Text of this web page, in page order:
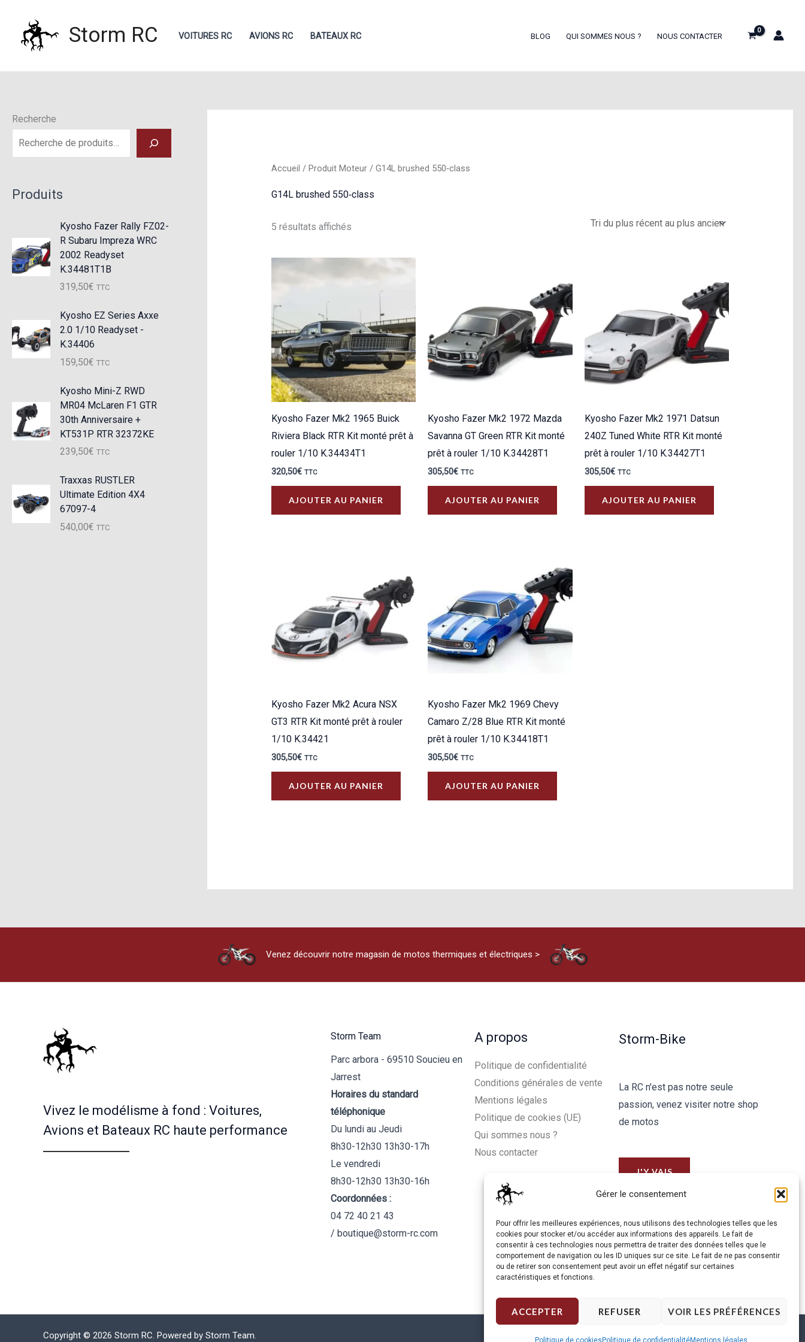
Gérer le consentement
Pour offrir les meilleures expériences, nous utilisons des technologies telles que les
cookies pour stocker et/ou accéder aux informations des appareils. Le fait de
consentir à ces technologies nous permettra de traiter des données telles que le
comportement de navigation ou les ID uniques sur ce site. Le fait de ne pas consentir
ou de retirer son consentement peut avoir un effet négatif sur certaines
caractéristiques et fonctions.
ACCEPTER REFUSER VOIR LES PRÉFÉRENCES
Politique de cookies Politique de confidentialitéMentions légales
contenu
Storm RC VOITURES RC AVIONS RC BATEAUX RC BLOG QUI SOMMES NOUS ? NOUS CONTACTER
Recherche
Produits
Kyosho Fazer Rally FZ02-
R Subaru Impreza WRC
2002 Readyset
K.34481T1B
319,50€ TTC
Kyosho EZ Series Axxe
2.0 1/10 Readyset -
K.34406
159,50€ TTC
Kyosho Mini-Z RWD
MR04 McLaren F1 GTR
30th Anniversaire +
KT531P RTR 32372KE
239,50€ TTC
Traxxas RUSTLER
Ultimate Edition 4X4
67097-4
540,00€ TTC
Accueil / Produit Moteur / G14L brushed 550‑class
G14L brushed 550‑class
5 résultats affichésTrié
récent
Kyosho Fazer Mk2 1965 Buick
Riviera Black RTR Kit monté prêt à
rouler 1/10 K.34434T1
320,50€ TTC
AJOUTER AU PANIER
Kyosho Fazer Mk2 1972 Mazda
Savanna GT Green RTR Kit monté
prêt à rouler 1/10 K.34428T1
305,50€ TTC
AJOUTER AU PANIER
Kyosho Fazer Mk2 1971 Datsun
240Z Tuned White RTR Kit monté
prêt à rouler 1/10 K.34427T1
305,50€ TTC
AJOUTER AU PANIER
Kyosho Fazer Mk2 Acura NSX
GT3 RTR Kit monté prêt à rouler
1/10 K.34421
305,50€ TTC
AJOUTER AU PANIER
Kyosho Fazer Mk2 1969 Chevy
Camaro Z/28 Blue RTR Kit monté
prêt à rouler 1/10 K.34418T1
305,50€ TTC
AJOUTER AU PANIER
Venez découvrir notre magasin de motos thermiques et électriques >
Vivez le modélisme à fond : Voitures,
Avions et Bateaux RC haute performance
Storm Team
Parc arbora - 69510 Soucieu en
Jarrest
Horaires du standard
téléphonique
Du lundi au Jeudi
8h30-12h30 13h30-17h
Le vendredi
8h30-12h30 13h30-16h
Coordonnées :
04 72 40 21 43
/ boutique@storm-rc.com
A propos
Politique de confidentialité
Conditions générales de vente
Mentions légales
Politique de cookies (UE)
Qui sommes nous ?
Nous contacter
Storm-Bike
La RC n'est pas notre seule
passion, venez visiter notre shop
de motos
J'Y VAIS
Copyright © 2026 Storm RC. Powered by Storm Team.